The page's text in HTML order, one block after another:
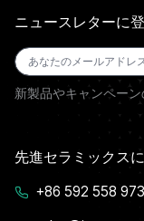
ニュースレターに
新製品やキャンペー
先進セラミックス
+86 592 558